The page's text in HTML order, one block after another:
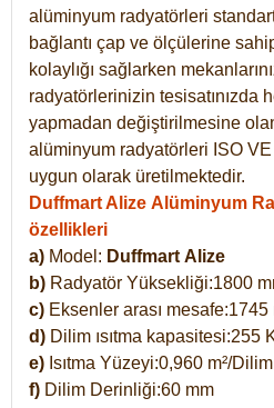
alüminyum radyatörleri
bağlantı çap ve ölçülerine
kolaylığı sağlarken
radyatörlerinizin tesisatınızda
yapmadan değiştirilmesine
alüminyum radyatörleri ISO
uygun olarak üretilmektedir.
Duffmart Alize Alüminyum
özellikleri
a) Model: Duffmart Alize
b) Radyatör Yüksekliği:1800
c) Eksenler arası mesafe:1745
d) Dilim ısıtma kapasitesi:255
e) Isıtma Yüzeyi:0,960 m²/Dilim
f) Dilim Derinliği:60 mm